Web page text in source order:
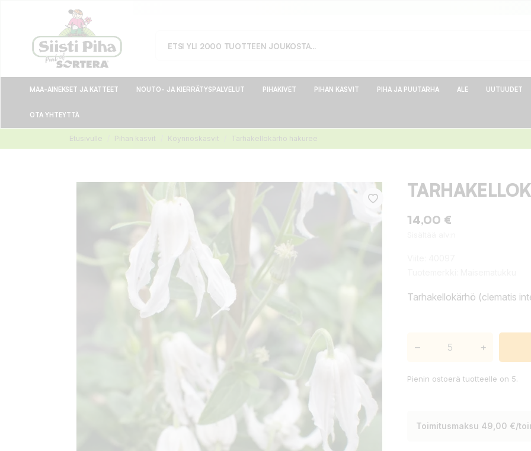
MAA-AINEKSET JA KATTEET NOUTO- JA KIERRÄTYSPALVELUT PIHAKIVET PIHAN KASVIT PIHA JA PUUTARHA ALE UUTUUDET
OTA YHTEYTTÄ
Etusivulle Pihan kasvit Köynnöskasvit Tarhakellokärhö hakuree
14,00 €
Tarhakellokärhö (clematis
– +
Pienin ostoerä tuotteelle on 5.
Toimitusmaksu 49,00 €/